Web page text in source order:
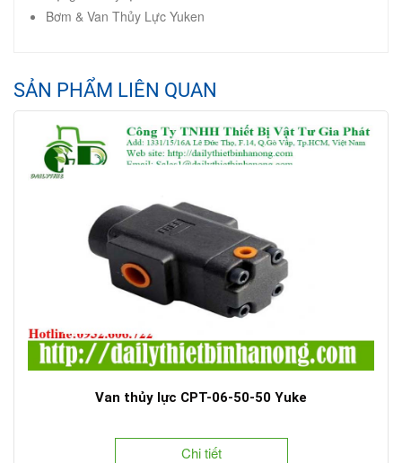
Bơm & Van Thủy Lực Yuken
SẢN PHẨM LIÊN QUAN
Van thủy lực CPT-06-50-50 Yuke
Chi tiết